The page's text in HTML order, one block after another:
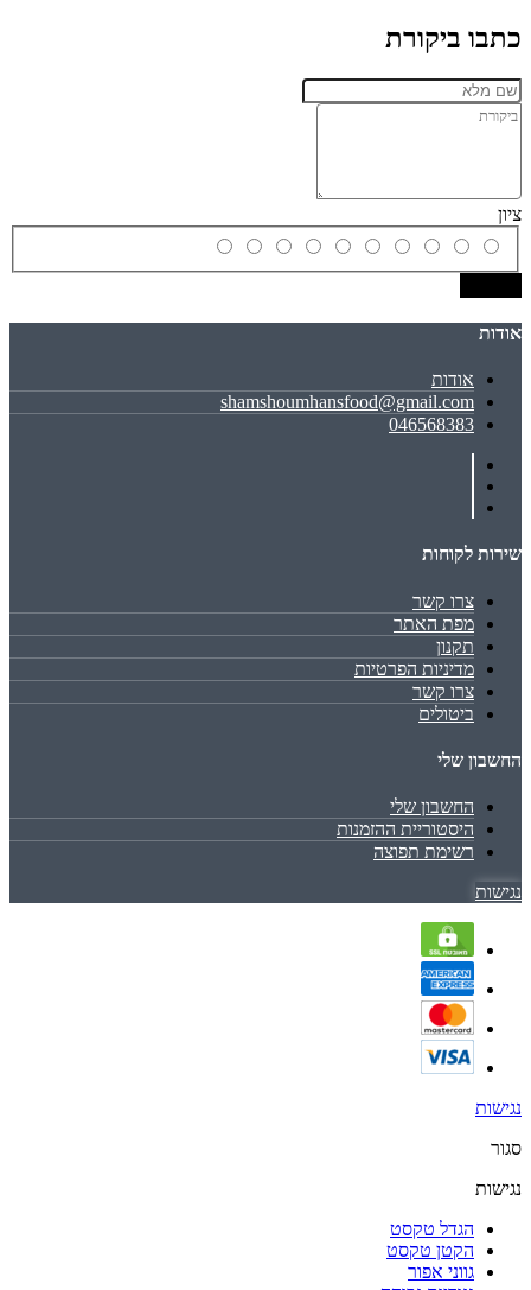
כתבו ביקורת
ציון
אודות
אודות
shamshoumhansfood@gmail.com
046568383
שירות לקוחות
צרו קשר
מפת האתר
תקנון
מדיניות הפרטיות
צרו קשר
ביטולים
החשבון שלי
החשבון שלי
היסטוריית ההזמנות
רשימת תפוצה
נגישות
נגישות
סגור
נגישות
הגדל טקסט
הקטן טקסט
גווני אפור